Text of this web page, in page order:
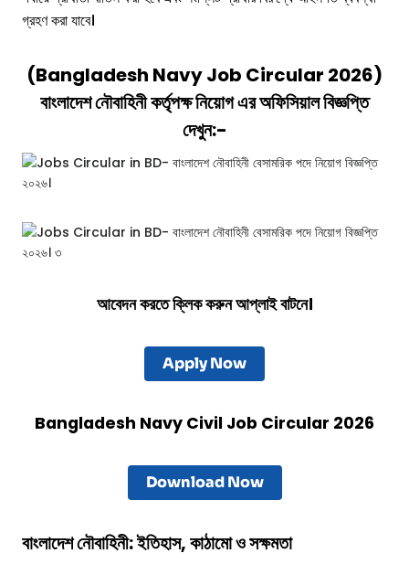
গ্রহণ করা যাবে।
(Bangladesh Navy Job Circular 2026)
বাংলাদেশ নৌবাহিনীকর্তৃপক্ষনিয়োগ এর অফিসিয়াল বিজ্ঞপ্তি
দেখুন:-
আবেদন করতে ক্লিক করুন আপ্লাই বাটনে।
Apply Now
Bangladesh Navy Civil Job Circular 2026
Download Now
বাংলাদেশ নৌবাহিনী: ইতিহাস, কাঠামো ও সক্ষমতা